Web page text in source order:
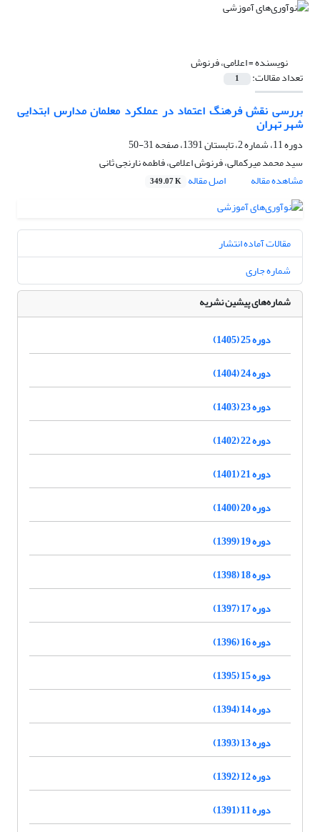
نویسنده =اعلامی، فرنوش
تعداد مقالات: 1
بررسی نقش فرهنگ اعتماد در عملکرد معلمان مدارس ابتدایی
شهر تهران
دوره 11، شماره 2، تابستان 1391، صفحه
31-50
سید محمد میرکمالی، فرنوش اعلامی، فاطمه نارنجی ثانی
مشاهده مقاله
اصل مقاله 349.07 K
مقالات آماده انتشار
شماره جاری
شماره‌های پیشین نشریه
دوره 25 (1405)
دوره 24 (1404)
دوره 23 (1403)
دوره 22 (1402)
دوره 21 (1401)
دوره 20 (1400)
دوره 19 (1399)
دوره 18 (1398)
دوره 17 (1397)
دوره 16 (1396)
دوره 15 (1395)
دوره 14 (1394)
دوره 13 (1393)
دوره 12 (1392)
دوره 11 (1391)